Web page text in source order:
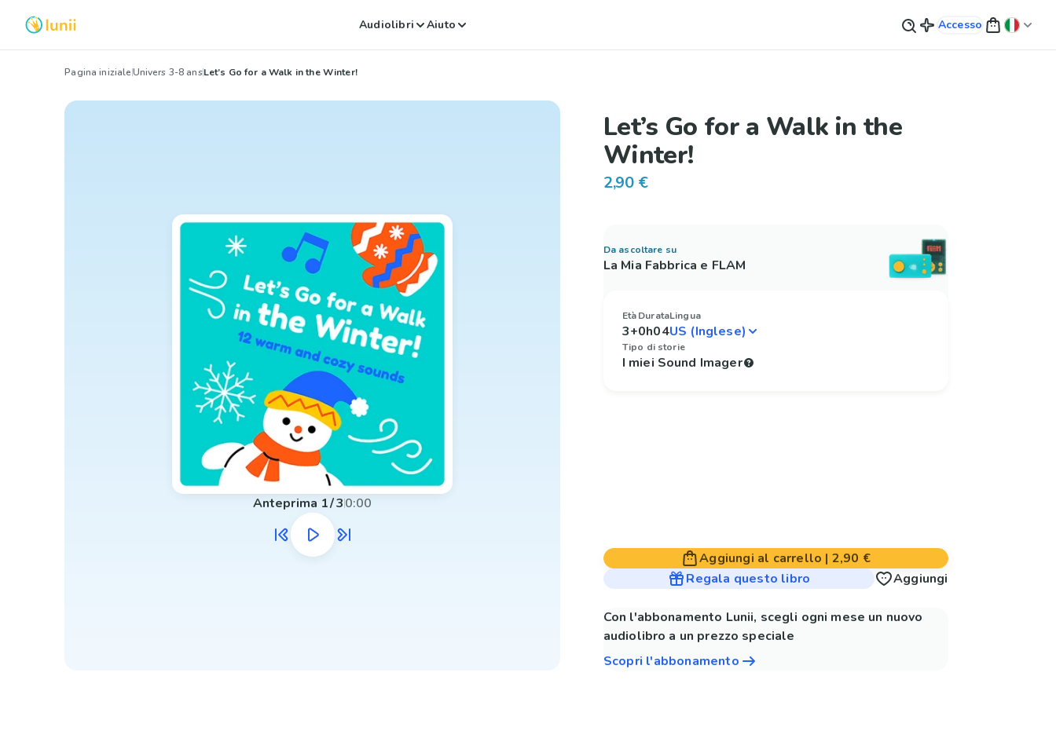
Audiolibri Aiuto Accesso
Pagina inizialeUnivers 3-8 ansLet’s Go for a Walk in the Winter!
Anteprima 1/30:00
Let’s Go for a Walk in the
Winter!
2,90 €
Da ascoltare su
La Mia Fabbrica e FLAM
Età
3+
Durata
0h04
Lingua
Tipo di storie
I miei Sound Imager
Aggiungi al carrello | 2,90 €
Regala questo libro
Aggiungi
Con l'abbonamento Lunii, scegli ogni mese un nuovo
audiolibro a un prezzo speciale
Scopri l'abbonamento